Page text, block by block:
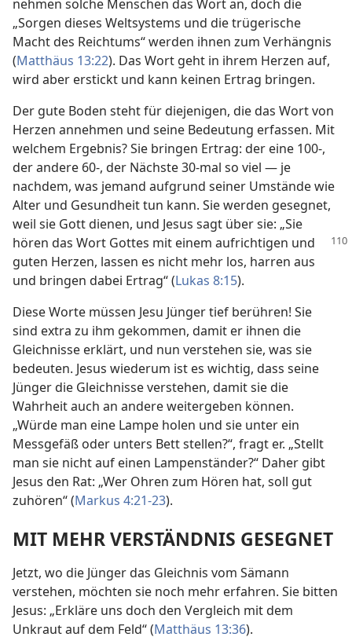
nehmen solche Menschen das Wort an, doch die
„Sorgen dieses Weltsystems und die trügerische
Macht des Reichtums“ werden ihnen zum Verhängnis
(Matthäus 13:22). Das Wort geht in ihrem Herzen auf,
wird aber erstickt und kann keinen Ertrag bringen.
Der gute Boden steht für diejenigen, die das Wort von
Herzen annehmen und seine Bedeutung erfassen. Mit
welchem Ergebnis? Sie bringen Ertrag: der eine 100-,
der andere 60-, der Nächste 30-mal so viel — je
nachdem, was jemand aufgrund seiner Umstände wie
Alter und Gesundheit tun kann. Sie werden gesegnet,
weil sie Gott dienen, und Jesus sagt über sie: „Sie
hören das Wort Gottes mit einem aufrichtigen und
guten Herzen, lassen es nicht mehr los, harren aus
und bringen dabei Ertrag“ (Lukas 8:15).
Diese Worte müssen Jesu Jünger tief berühren! Sie
sind extra zu ihm gekommen, damit er ihnen die
Gleichnisse erklärt, und nun verstehen sie, was sie
bedeuten. Jesus wiederum ist es wichtig, dass seine
Jünger die Gleichnisse verstehen, damit sie die
Wahrheit auch an andere weitergeben können.
„Würde man eine Lampe holen und sie unter ein
Messgefäß oder unters Bett stellen?“, fragt er. „Stellt
man sie nicht auf einen Lampenständer?“ Daher gibt
Jesus den Rat: „Wer Ohren zum Hören hat, soll gut
zuhören“ (Markus 4:21-23).
MIT MEHR VERSTÄNDNIS GESEGNET
Jetzt, wo die Jünger das Gleichnis vom Sämann
verstehen, möchten sie noch mehr erfahren. Sie bitten
Jesus: „Erkläre uns doch den Vergleich mit dem
Unkraut auf dem Feld“ (Matthäus 13:36).